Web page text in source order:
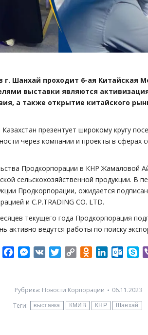
г. Шанхай проходит 6-ая Китайская
выставки являются
а также открытие китайского
презентует широкому кругу
через компании и проекты в сферах
Продкорпорации в КНР Жамаловой
сельскохозяйственной продукции. В
Продкорпорации, ожидается
и C.P.TRADING CO. LTD.
текущего года Продкорпорация
активно ведутся работы по поиску
TelegramFacebookMessenger
VK Twitter
Copy
Odnoklassniki
LinkedIn
Рубрика: Новости Корпорации
06.11.2023
Теги:
выставка КМИВ КНР Шанхай